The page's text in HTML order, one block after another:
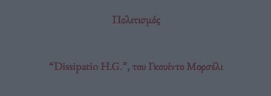
Πολιτισμός
“Dissipatio H.G.”, του Γκουίντο Μορσέλι